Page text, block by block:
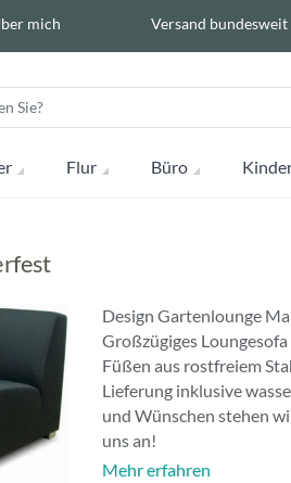
mich Versand
Flur Büro
Design Gartenlounge
Großzügiges
Füßen aus rostfreiem
Lieferung inklusive
und Wünschen stehen
uns an!
Mehr erfahren